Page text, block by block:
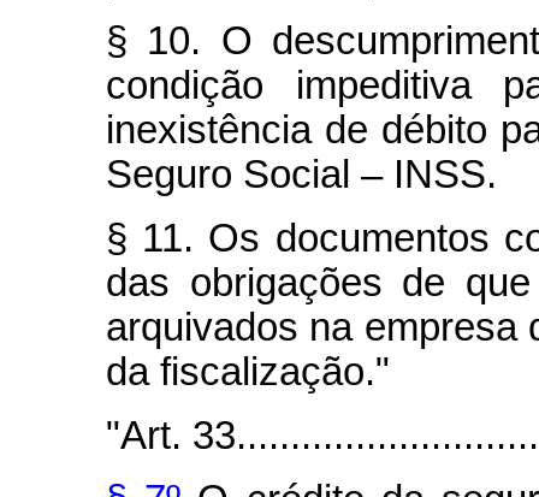
§ 10. O
condição impeditiva
inexistência de débito
Seguro Social – INSS.
§ 11. Os documentos
das obrigações de
arquivados na empresa
da fiscalização."
"Art.